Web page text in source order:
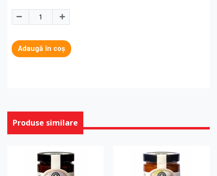
Adaugă în coș
Produse similare